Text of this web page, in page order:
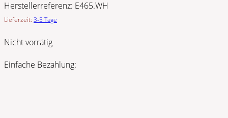
Herstellerreferenz: E465.WH
Lieferzeit: 3-5 Tage
Nicht vorrätig
Einfache Bezahlung: